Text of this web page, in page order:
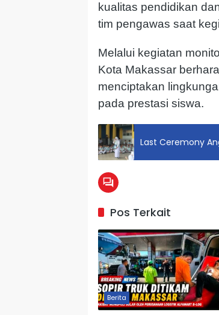
kualitas pendidikan
tim pengawas saat
Melalui kegiatan
Kota Makassar
menciptakan
pada prestasi siswa.
Last Ceremony
Pos Terkait
Berita